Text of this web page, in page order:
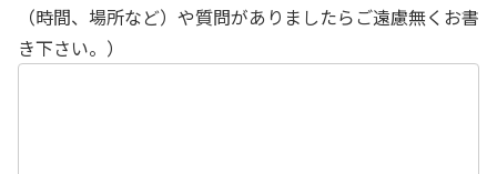
（時間、場所など）や質問がありましたらご遠慮無くお書
き下さい。）